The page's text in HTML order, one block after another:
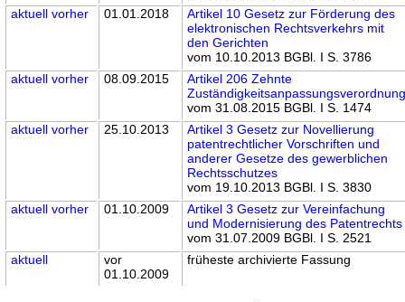
aktuell vorher 01.01.2018
Artikel 10 Gesetz zur Förderung des
elektronischen Rechtsverkehrs mit
den Gerichten
vom 10.10.2013 BGBl. I S. 3786
aktuell vorher 08.09.2015
Artikel 206 Zehnte
vom 31.08.2015 BGBl. I S. 1474
aktuell vorher 25.10.2013
Artikel 3 Gesetz zur Novellierung
patentrechtlicher Vorschriften und
anderer Gesetze des gewerblichen
Rechtsschutzes
vom 19.10.2013 BGBl. I S. 3830
aktuell vorher 01.10.2009
Artikel 3 Gesetz zur Vereinfachung
und Modernisierung des Patentrechts
vom 31.07.2009 BGBl. I S. 2521
aktuell
vor
01.10.2009
früheste archivierte Fassung